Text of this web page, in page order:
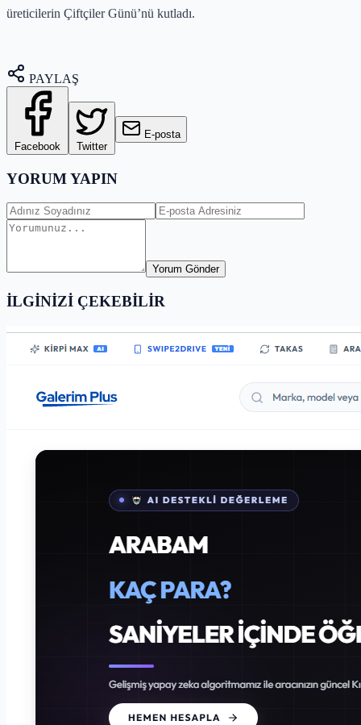
üreticilerin Çiftçiler Günü’nü kutladı.
PAYLAŞ
Facebook Twitter
E-posta
YORUM YAPIN
Yorum Gönder
İLGİNİZİ ÇEKEBİLİR